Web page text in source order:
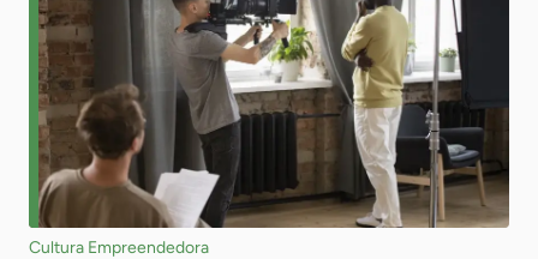
Cultura Empreendedora